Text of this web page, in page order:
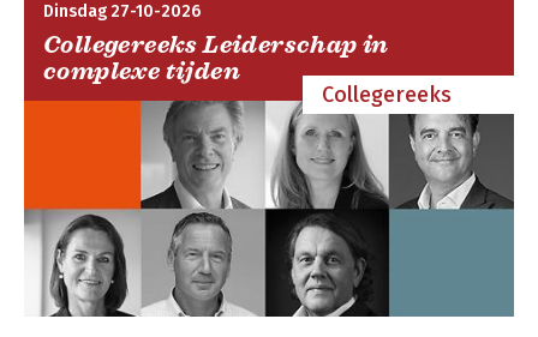
Dinsdag 27-10-2026
Collegereeks Leiderschap in
complexe tijden
Collegereeks